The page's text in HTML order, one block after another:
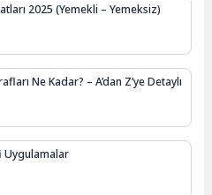
2025 (Yemekli – Yemeksiz)
Ne Kadar? – A’dan Z’ye Detaylı
Uygulamalar